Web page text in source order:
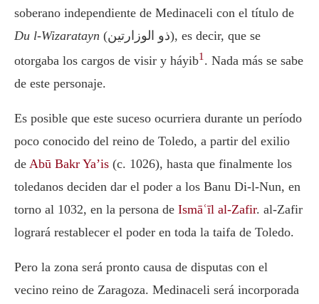
soberano independiente de Medinaceli con el título de
Du l-Wizaratayn (ذو الوزارتين), es decir, que se
otorgaba los cargos de visir y háyib1 . Nada más se sabe
de este personaje.
Es posible que este suceso ocurriera durante un período
poco conocido del reino de Toledo, a partir del exilio
de Abū Bakr Ya’is (c. 1026), hasta que finalmente los
toledanos deciden dar el poder a los Banu Di-l-Nun, en
torno al 1032, en la persona de Ismāʿīl al-Zafir. al-Zafir
logrará restablecer el poder en toda la taifa de Toledo.
Pero la zona será pronto causa de disputas con el
vecino reino de Zaragoza. Medinaceli será incorporada